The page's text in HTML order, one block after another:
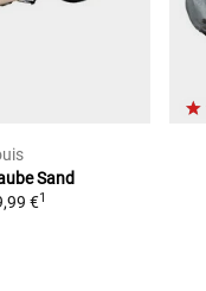
Sand
€1